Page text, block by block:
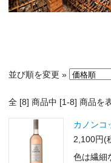
並び順を変更 »
全 [8] 商品中 [1-8] 商品を
カノンコ
2,100円(
色は繊細